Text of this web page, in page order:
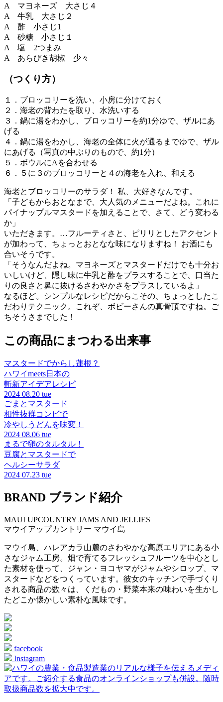
A マヨネーズ 大さじ４
A 牛乳 大さじ２
A 酢 小さじ1
A 砂糖 小さじ１
A 塩 2つまみ
A あらびき胡椒 少々
（つくり方）
１．ブロッコリーを洗い、小房に分けておく
２．海老の背わたを取り、水洗いする
３．鍋に湯をわかし、ブロッコリーを約1分ゆで、ザルにあ
げる
４．鍋に湯をわかし、海老の全体に火が通るまでゆで、ザル
にあげる（写真の中ぶりのもので、約1分）
５．ボウルにAを合わせる
６．５に３のブロッコリーと４の海老を入れ、和える
海老とブロッコリーのサラダ！ 私、大好きなんです。
「子どもからおとなまで、大人気のメニューだよね。これに
パイナップルマスタードを加えることで、さて、どう変わる
か」
いただきます。…フルーティさと、ピリリとしたアクセント
が加わって、ちょっとおとなな味になりますね！ お酒にも
合いそうです。
「そうなんだよね。マヨネーズとマスタードだけでも十分お
いしいけど、隠し味に牛乳と酢をプラスすることで、口当た
りの良さと鼻に抜けるさわやかさをプラスしているよ」
なるほど。シンプルなレシピだからこその、ちょっとしたこ
だわりテクニック。これぞ、ボビーさんの真骨頂ですね。ご
ちそうさまでした！
この商品にまつわる出来事
マスタードでからし蓮根？
ハワイmeets日本の
斬新アイデアレシピ
2024 08.20 tue
ごまとマスタード
相性抜群コンビで
冷やしうどんを味変！
2024 08.06 tue
まるで卵のタルタル！
豆腐とマスタードで
ヘルシーサラダ
2024 07.23 tue
BRAND ブランド紹介
MAUI UPCOUNTRY JAMS AND JELLIES
マウイアップカントリー マウイ島
マウイ島、ハレアカラ山麓のさわやかな高原エリアにある小
さなジャム工房。畑で育てるフレッシュフルーツを中心とし
た素材を使って、ジャン・ヨコヤマがジャムやシロップ、マ
スタードなどをつくっています。彼女のキッチンで手づくり
される商品の数々は、くだもの・野菜本来の味わいを生かし
たどこか懐かしい素朴な風味です。
facebook
Instagram